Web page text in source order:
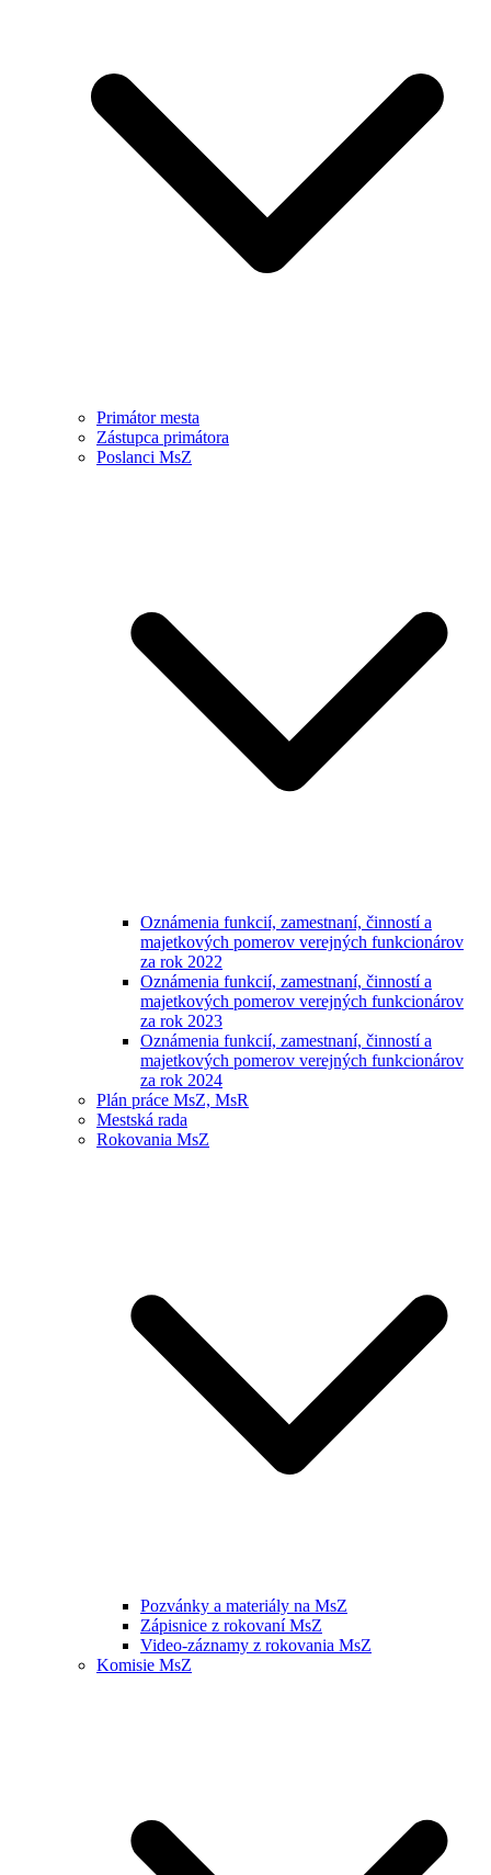
Primátor mesta
Zástupca primátora
Poslanci MsZ
Oznámenia funkcií, zamestnaní, činností a
majetkových pomerov verejných funkcionárov
za rok 2022
Oznámenia funkcií, zamestnaní, činností a
majetkových pomerov verejných funkcionárov
za rok 2023
Oznámenia funkcií, zamestnaní, činností a
majetkových pomerov verejných funkcionárov
za rok 2024
Plán práce MsZ, MsR
Mestská rada
Rokovania MsZ
Pozvánky a materiály na MsZ
Zápisnice z rokovaní MsZ
Video-záznamy z rokovania MsZ
Komisie MsZ